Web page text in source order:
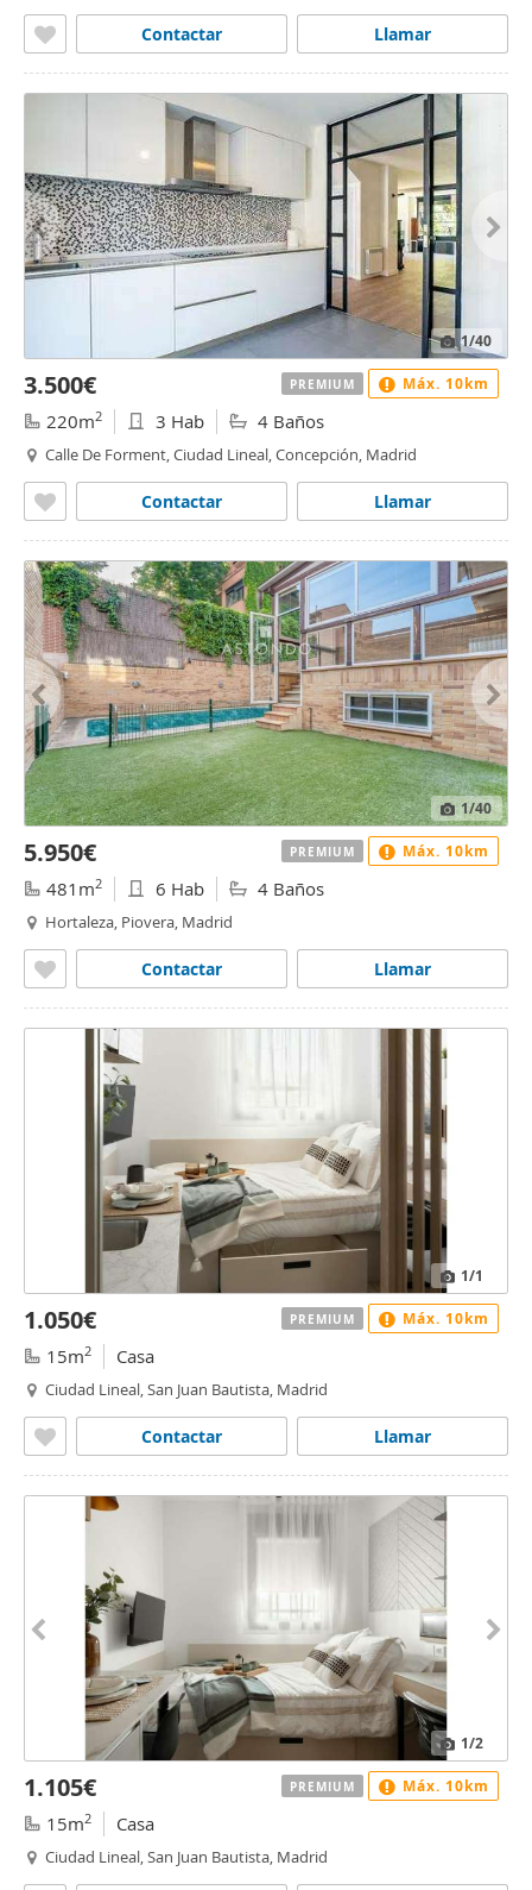
Llamar
Contactar
1/40
3.500€
220m2 3 Hab 4 Baños
Calle De Forment, Ciudad Lineal, Concepción, Madrid
Llamar
Contactar
PREMIUM Máx. 10km
1/40
5.950€
481m2 6 Hab 4 Baños
Hortaleza, Piovera, Madrid
Llamar
Contactar
PREMIUM Máx. 10km
1/1
1.050€
15m2 Casa
Ciudad Lineal, San Juan Bautista, Madrid
Llamar
Contactar
PREMIUM Máx. 10km
1/2
1.105€
15m2 Casa
Ciudad Lineal, San Juan Bautista, Madrid
PREMIUM Máx. 10km